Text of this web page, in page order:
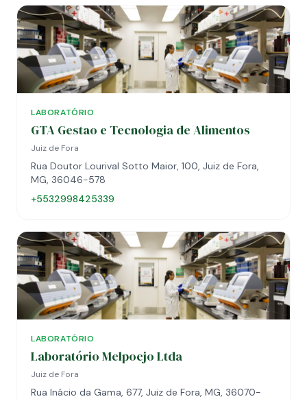
LABORATÓRIO
GTA Gestao e Tecnologia de Alimentos
Juiz de Fora
Rua Doutor Lourival Sotto Maior, 100, Juiz de Fora,
MG, 36046-578
+5532998425339
LABORATÓRIO
Laboratório Melpoejo Ltda
Juiz de Fora
Rua Inácio da Gama, 677, Juiz de Fora, MG, 36070-